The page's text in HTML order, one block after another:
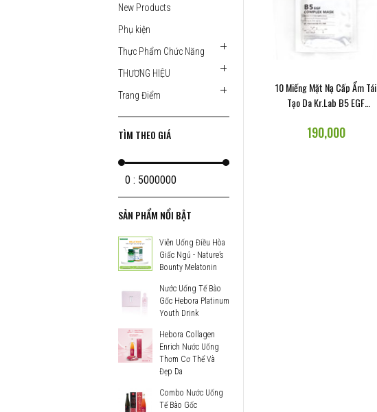
10 Miếng Mặt Nạ Cấp Ẩm Tái
Tạo Da Kr.Lab B5 EGF
190,000
New Products
Phụ kiện
Thực Phẩm Chức Năng
THƯƠNG HIỆU
Trang Điểm
TÌM THEO GIÁ
0 : 5000000
SẢN PHẨM NỔI BẬT
Viên Uống Điều Hòa
Giấc Ngủ - Nature’s
Bounty Melatonin
Nước Uống Tế Bào
Gốc Hebora Platinum
Youth Drink
Hebora Collagen
Enrich Nước Uống
Thơm Cơ Thể Và
Đẹp Da
Combo Nước Uống
Tế Bào Gốc